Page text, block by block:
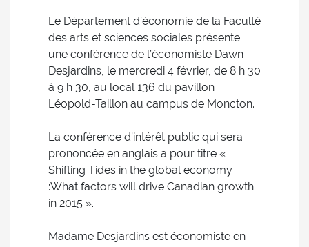
Le Département d’économie de la Faculté
des arts et sciences sociales présente
une conférence de l’économiste Dawn
Desjardins, le mercredi 4 février, de 8 h 30
à 9 h 30, au local 136 du pavillon
Léopold-Taillon au campus de Moncton.
La conférence d’intérêt public qui sera
prononcée en anglais a pour titre «
Shifting Tides in the global economy
:What factors will drive Canadian growth
in 2015 ».
Madame Desjardins est économiste en